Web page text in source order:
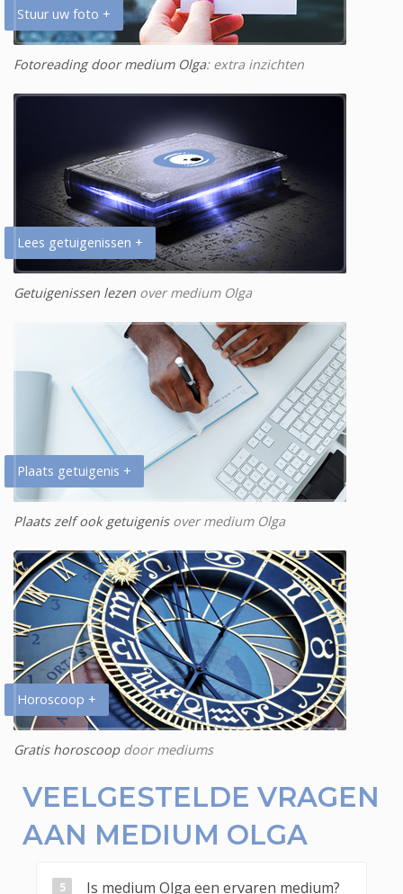
Stuur uw foto +
Fotoreading door medium Olga: extra inzichten
Lees getuigenissen +
Getuigenissen lezen over medium Olga
Plaats getuigenis +
Plaats zelf ook getuigenisover medium Olga
Horoscoop +
Gratis horoscoopdoor mediums
VEELGESTELDE VRAGEN
AAN MEDIUM OLGA
Is medium Olga een ervaren medium?